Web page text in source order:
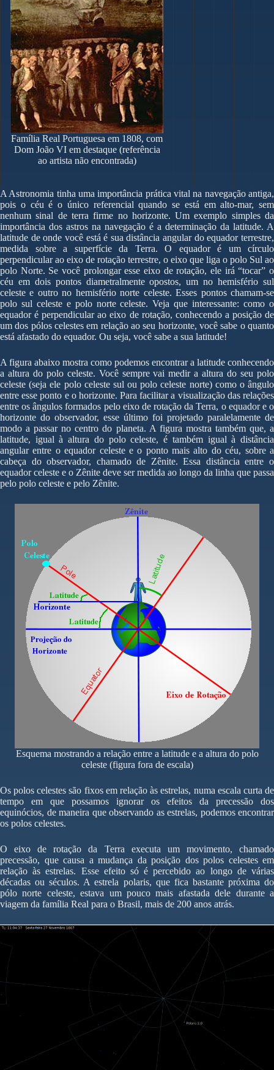
Família Real Portuguesa em 1808, com
Dom João VI em destaque (referência
ao artista não encontrada)
A Astronomia tinha uma importância prática vital na navegação antiga,
pois o céu é o único referencial quando se está em alto-mar, sem
nenhum sinal de terra firme no horizonte. Um exemplo simples da
importância dos astros na navegação é a determinação da latitude. A
latitude de onde você está é sua distância angular do equador terrestre,
medida sobre a superfície da Terra. O equador é um círculo
perpendicular ao eixo de rotação terrestre, o eixo que liga o polo Sul ao
polo Norte. Se você prolongar esse eixo de rotação, ele irá “tocar” o
céu em dois pontos diametralmente opostos, um no hemisfério sul
celeste e outro no hemisfério norte celeste. Esses pontos chamam-se
polo sul celeste e polo norte celeste. Veja que interessante: como o
equador é perpendicular ao eixo de rotação, conhecendo a posição de
um dos pólos celestes em relação ao seu horizonte, você sabe o quanto
está afastado do equador. Ou seja, você sabe a sua latitude!
A figura abaixo mostra como podemos encontrar a latitude conhecendo
a altura do polo celeste. Você sempre vai medir a altura do seu polo
celeste (seja ele polo celeste sul ou polo celeste norte) como o ângulo
entre esse ponto e o horizonte. Para facilitar a visualização das relações
entre os ângulos formados pelo eixo de rotação da Terra, o equador e o
horizonte do observador, esse último foi projetado paralelamente de
modo a passar no centro do planeta. A figura mostra também que, a
latitude, igual à altura do polo celeste, é também igual à distância
angular entre o equador celeste e o ponto mais alto do céu, sobre a
cabeça do observador, chamado de Zênite. Essa distância entre o
equador celeste e o Zênite deve ser medida ao longo da linha que passa
pelo polo celeste e pelo Zênite.
Esquema mostrando a relação entre a latitude e a altura do polo
celeste (figura fora de escala)
Os polos celestes são fixos em relação às estrelas, numa escala curta de
tempo em que possamos ignorar os efeitos da precessão dos
equinócios, de maneira que observando as estrelas, podemos encontrar
os polos celestes.
O eixo de rotação da Terra executa um movimento, chamado
precessão, que causa a mudança da posição dos polos celestes em
relação às estrelas. Esse efeito só é percebido ao longo de várias
décadas ou séculos. A estrela polaris, que fica bastante próxima do
pólo norte celeste, estava um pouco mais afastada dele durante a
viagem da família Real para o Brasil, mais de 200 anos atrás.